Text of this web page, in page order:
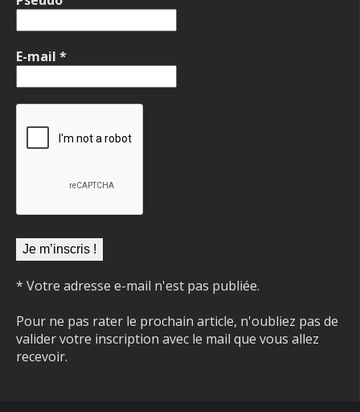
E-mail *
* Votre adresse e-mail n'est pas publiée.
Pour ne pas rater le prochain article, n'oubliez pas de
valider votre inscription avec le mail que vous allez
recevoir.